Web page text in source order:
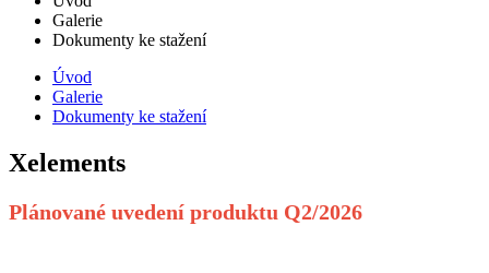
Galerie
Dokumenty ke stažení
Úvod
Galerie
Dokumenty ke stažení
Xelements
Plánované uvedení produktu Q2/2026